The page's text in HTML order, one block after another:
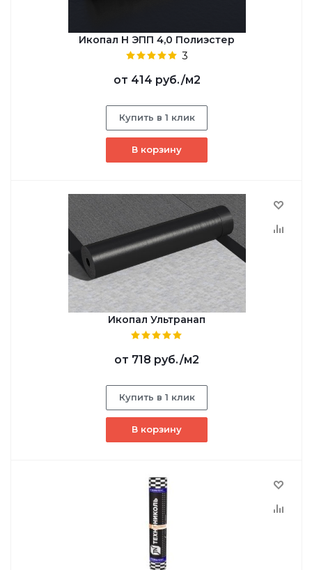
Икопал Н ЭПП 4,0 Полиэстер
3
от 414 руб./м2
Купить в 1 клик
В корзину
Икопал Ультранап
от 718 руб./м2
Купить в 1 клик
В корзину